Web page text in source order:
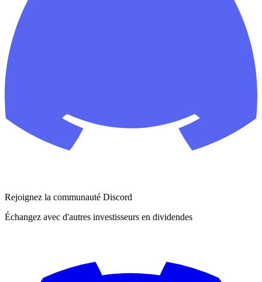
Rejoignez la communauté Discord
Échangez avec d'autres investisseurs en dividendes